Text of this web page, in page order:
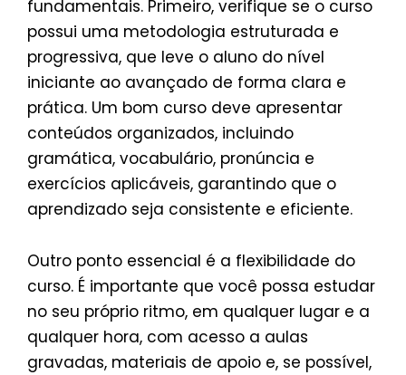
fundamentais. Primeiro, verifique se o curso
possui uma metodologia estruturada e
progressiva, que leve o aluno do nível
iniciante ao avançado de forma clara e
prática. Um bom curso deve apresentar
conteúdos organizados, incluindo
gramática, vocabulário, pronúncia e
exercícios aplicáveis, garantindo que o
aprendizado seja consistente e eficiente.
Outro ponto essencial é a flexibilidade do
curso. É importante que você possa estudar
no seu próprio ritmo, em qualquer lugar e a
qualquer hora, com acesso a aulas
gravadas, materiais de apoio e, se possível,